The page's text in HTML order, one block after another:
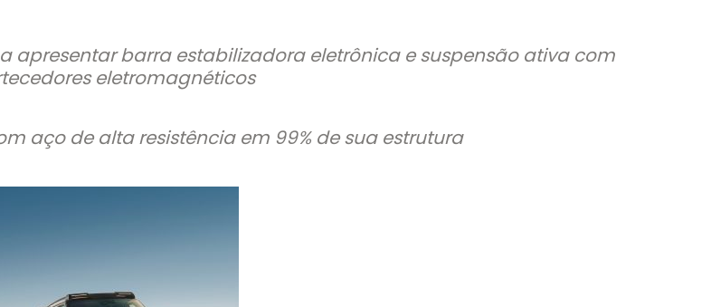
apresentar barra estabilizadora eletrônica e suspensão ativa com
eletromagnéticos
aço de alta resistência em 99% de sua estrutura